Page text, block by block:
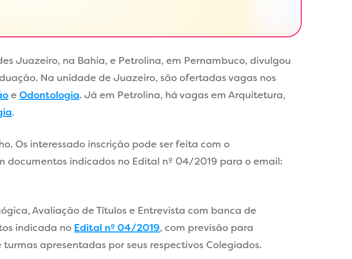
Juazeiro, na Bahia, e Petrolina, em Pernambuco, divulgou
Na unidade de Juazeiro, são ofertadas vagas nos
e Odontologia. Já em Petrolina, há vagas em Arquitetura,
.
Os interessado inscrição pode ser feita com o
documentos indicados no Edital nº 04/2019 para o email:
Avaliação de Títulos e Entrevista com banca de
indicada no Edital nº 04/2019, com previsão para
apresentadas por seus respectivos Colegiados.